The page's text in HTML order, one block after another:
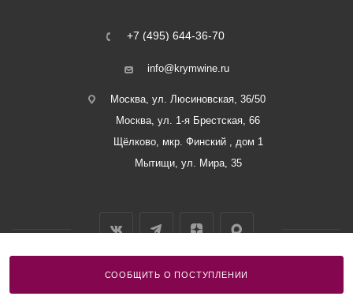
СООБЩИТЬ О ПОСТУПЛЕНИИ
+7 (495) 644-36-70
info@krymwine.ru
Москва, ул. Люсиновская, 36/50
Москва, ул. 1-я Брестская, 66
Щёлково, мкр. Финский , дом 1
Мытищи, ул. Мира, 35